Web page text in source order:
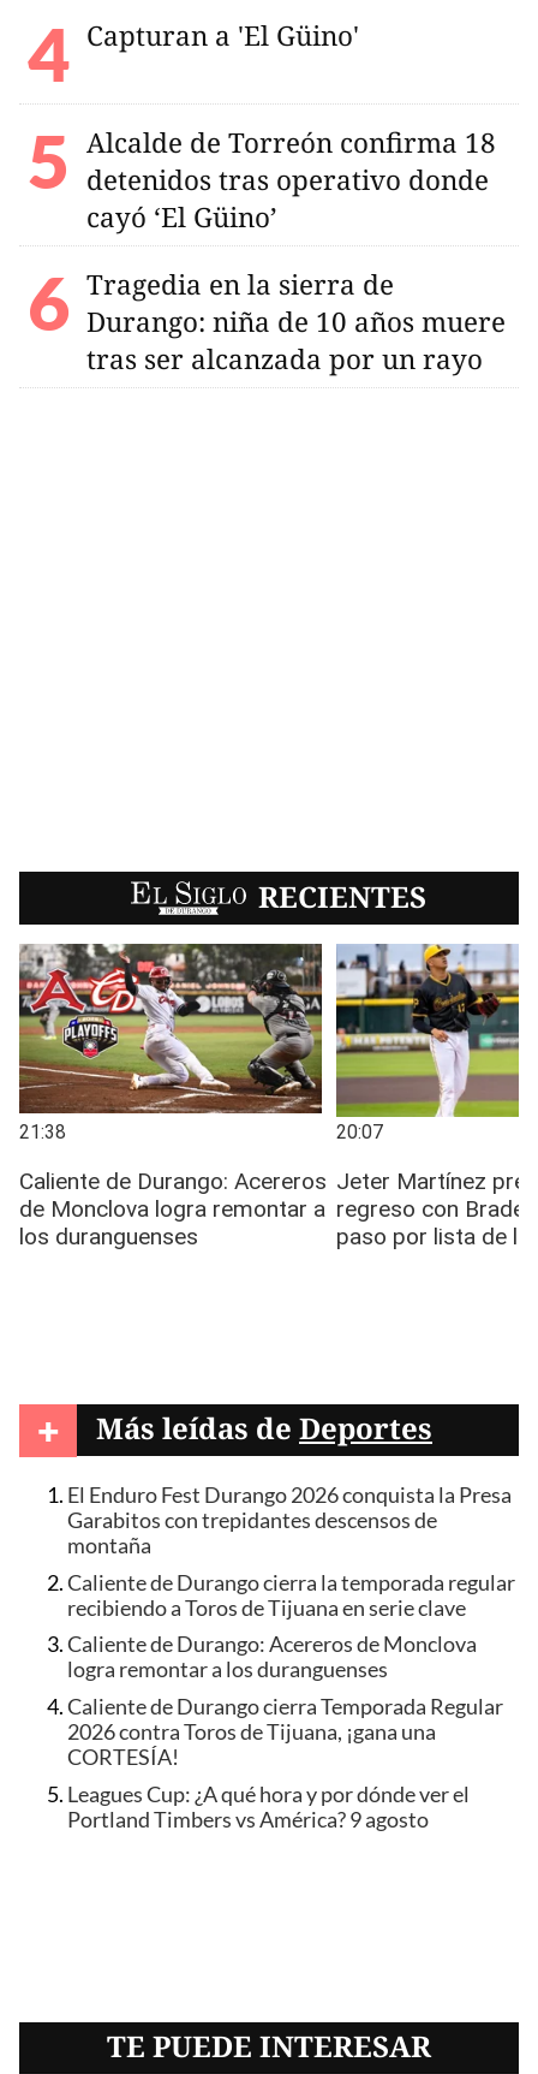
Capturan a 'El Güino'
Alcalde de Torreón confirma 18
detenidos tras operativo donde
cayó ‘El Güino’
Tragedia en la sierra de
Durango: niña de 10 años muere
tras ser alcanzada por un rayo
EL SIGLO RECIENTES
+ Más leídas de Deportes
El Enduro Fest Durango 2026 conquista la Presa
Garabitos con trepidantes descensos de
montaña
Caliente de Durango cierra la temporada regular
recibiendo a Toros de Tijuana en serie clave
Caliente de Durango: Acereros de Monclova
logra remontar a los duranguenses
Caliente de Durango cierra Temporada Regular
2026 contra Toros de Tijuana, ¡gana una
CORTESÍA!
Leagues Cup: ¿A qué hora y por dónde ver el
Portland Timbers vs América? 9 agosto
TE PUEDE INTERESAR